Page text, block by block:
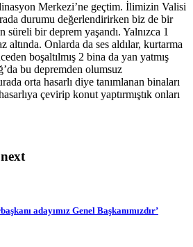
Merkezi’ne geçtim. İlimizin Valisi
durumu değerlendirirken biz de bir
süreli bir deprem yaşandı. Yalnızca 1
altında. Onlarda da ses aldılar, kurtarma
boşaltılmış 2 bina da yan yatmış
bu depremden olumsuz
orta hasarlı diye tanımlanan binaları
çevirip konut yaptırmıştık onları
adayımız Genel Başkanımızdır’